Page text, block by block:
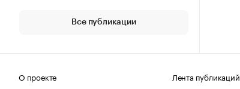
Все публикации
О проекте
Лента публикаций